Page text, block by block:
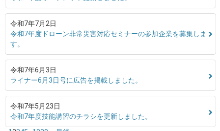
令和7年7月2日
令和7年度ドローン非常災害対応セミナーの参加企業を募集しま
す。
令和7年6月3日
ライナー6月3日号に広告を掲載しました。
令和7年5月23日
令和7年度技能講習のチラシを更新しました。